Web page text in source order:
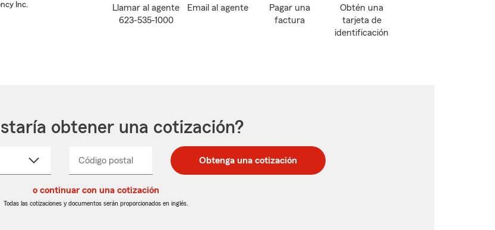
Inc.
Llamar al agente
623-535-1000
Email al agente
Pagar una
factura
Obtén una
tarjeta de
identificación
obtener una cotización?
Código postal
postal
de
postal
de
_____ Obtenga una cotización
o continuar con una cotización
Todas las cotizaciones y documentos serán proporcionados en inglés.